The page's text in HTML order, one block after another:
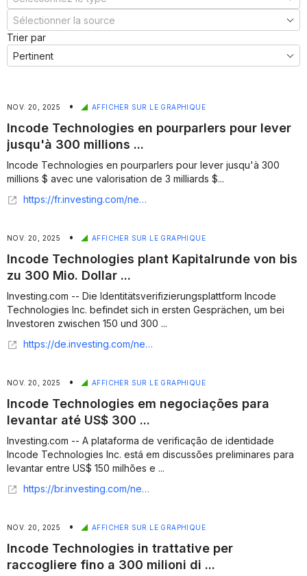
Trier par
NOV. 20, 2025 • AFFICHER SUR LE GRAPHIQUE
Incode Technologies en pourparlers pour lever
jusqu'à 300 millions ...
Incode Technologies en pourparlers pour lever jusqu'à 300
millions $ avec une valorisation de 3 milliards $...
https://fr.investing.com/news/company-news/incode-technologies-en-pourparlers-pour-lever-jusqua-300-millions--avec-une-valorisation-de-3-milliards--93CH-3155722
NOV. 20, 2025 • AFFICHER SUR LE GRAPHIQUE
Incode Technologies plant Kapitalrunde von bis
zu 300 Mio. Dollar ...
Investing.com -- Die Identitätsverifizierungsplattform Incode
Technologies Inc. befindet sich in ersten Gesprächen, um bei
Investoren zwischen 150 und 300 ...
https://de.investing.com/news/company-news/incode-technologies-plant-kapitalrunde-von-bis-zu-300-mio-dollar-bei-3milliardenbewertungn-93CH-3242380
NOV. 20, 2025 • AFFICHER SUR LE GRAPHIQUE
Incode Technologies em negociações para
levantar até US$ 300 ...
Investing.com -- A plataforma de verificação de identidade
Incode Technologies Inc. está em discussões preliminares para
levantar entre US$ 150 milhões e ...
https://br.investing.com/news/company-news/incode-technologies-em-negociacoes-para-levantar-ate-us-300-milhoes-93CH-1752144
NOV. 20, 2025 • AFFICHER SUR LE GRAPHIQUE
Incode Technologies in trattative per
raccogliere fino a 300 milioni di ...